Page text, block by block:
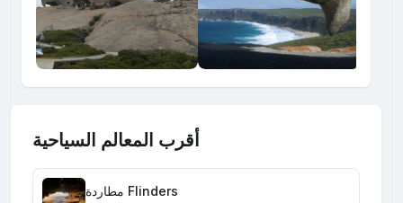
أقرب المعالم السياحية
مطاردة Flinders